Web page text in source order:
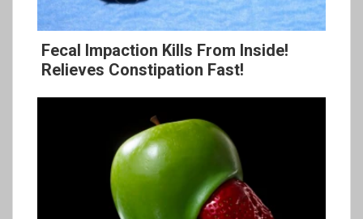
Fecal Impaction Kills From Inside!
Relieves Constipation Fast!